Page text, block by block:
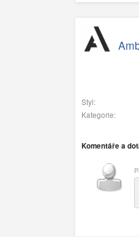
Styl:
Kategorie:
Komentáře a